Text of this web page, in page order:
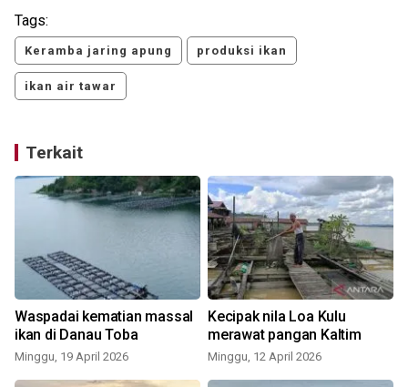
Tags:
Keramba jaring apung produksi ikan
ikan air tawar
Terkait
Waspadai kematian massal
ikan di Danau Toba
Minggu, 19 April 2026
Kecipak nila Loa Kulu
merawat pangan Kaltim
Minggu, 12 April 2026